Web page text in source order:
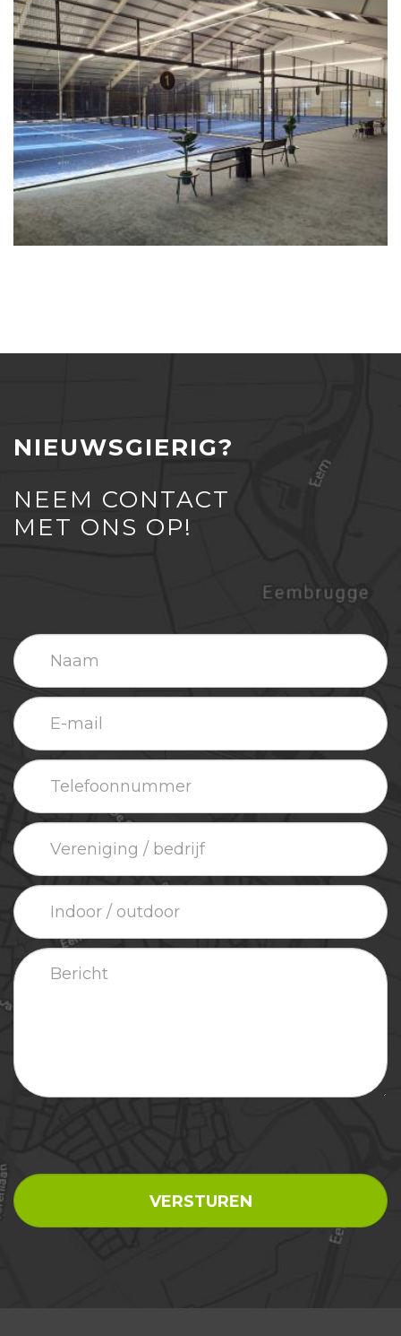
NIEUWSGIERIG?
NEEM CONTACT
MET ONS OP!
Naam
E-
mail
Telefoonnummer
Vereniging
/
bedrijf
Indoor
/
outdoor
Bericht